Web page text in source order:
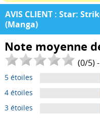
AVIS CLIENT : Star:
(Manga)
Note moyenne
(0/5) -
5 étoiles
4 étoiles
3 étoiles